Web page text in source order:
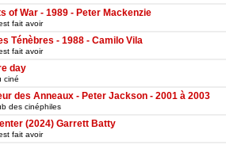
of War - 1989 - Peter Mackenzie
fait avoir
Ténèbres - 1988 - Camilo Vila
fait avoir
day
ciné
des Anneaux - Peter Jackson - 2001 à 2003
des cinéphiles
(2024) Garrett Batty
fait avoir